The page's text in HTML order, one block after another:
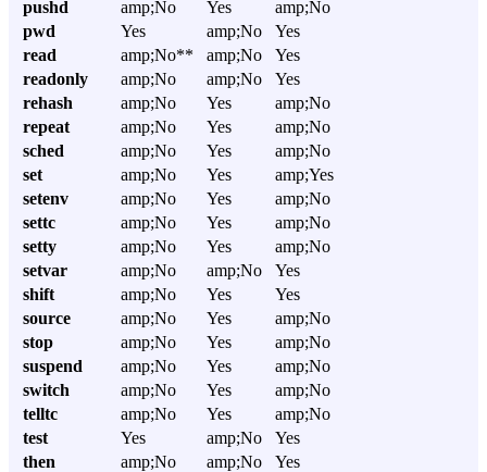
pushd
amp;No Yes
amp;No
pwd
Yes amp;No
Yes
read
amp;No** amp;No
Yes
readonly
amp;No amp;No
Yes
rehash
amp;No Yes
amp;No
repeat
amp;No Yes
amp;No
sched
amp;No Yes
amp;No
set
amp;No Yes
amp;Yes
setenv
amp;No Yes
amp;No
settc
amp;No Yes
amp;No
setty
amp;No Yes
amp;No
setvar
amp;No amp;No
Yes
shift
amp;No Yes
Yes
source
amp;No Yes
amp;No
stop
amp;No Yes
amp;No
suspend
amp;No Yes
amp;No
switch
amp;No Yes
amp;No
telltc
amp;No Yes
amp;No
test
Yes amp;No
Yes
then
amp;No amp;No
Yes